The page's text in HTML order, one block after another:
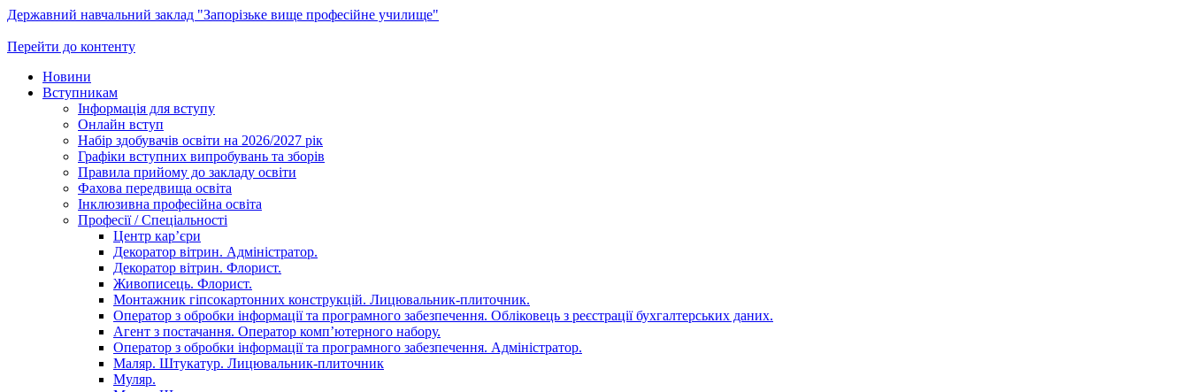
Державний навчальний заклад "Запорізьке вище професійне училище"
Перейти до контенту
Новини
Вступникам
Інформація для вступу
Онлайн вступ
Набір здобувачів освіти на 2026/2027 рік
Графіки вступних випробувань та зборів
Правила прийому до закладу освіти
Фахова передвища освіта
Інклюзивна професійна освіта
Професії / Спеціальності
Центр кар’єри
Декоратор вітрин. Адміністратор.
Декоратор вітрин. Флорист.
Живописець. Флорист.
Монтажник гіпсокартонних конструкцій. Лицювальник-плиточник.
Оператор з обробки інформації та програмного забезпечення. Обліковець з реєстрації бухгалтерських даних.
Агент з постачання. Оператор комп’ютерного набору.
Оператор з обробки інформації та програмного забезпечення. Адміністратор.
Маляр. Штукатур. Лицювальник-плиточник
Муляр.